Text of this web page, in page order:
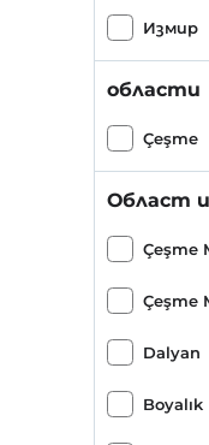
Измир
области
Çeşme
Област
Çeşme
Çeşme
Dalyan
Boyalık